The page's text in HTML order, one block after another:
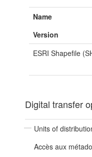
Name
Version
ESRI Shapefile
Digital transfer
Units of
Accès aux